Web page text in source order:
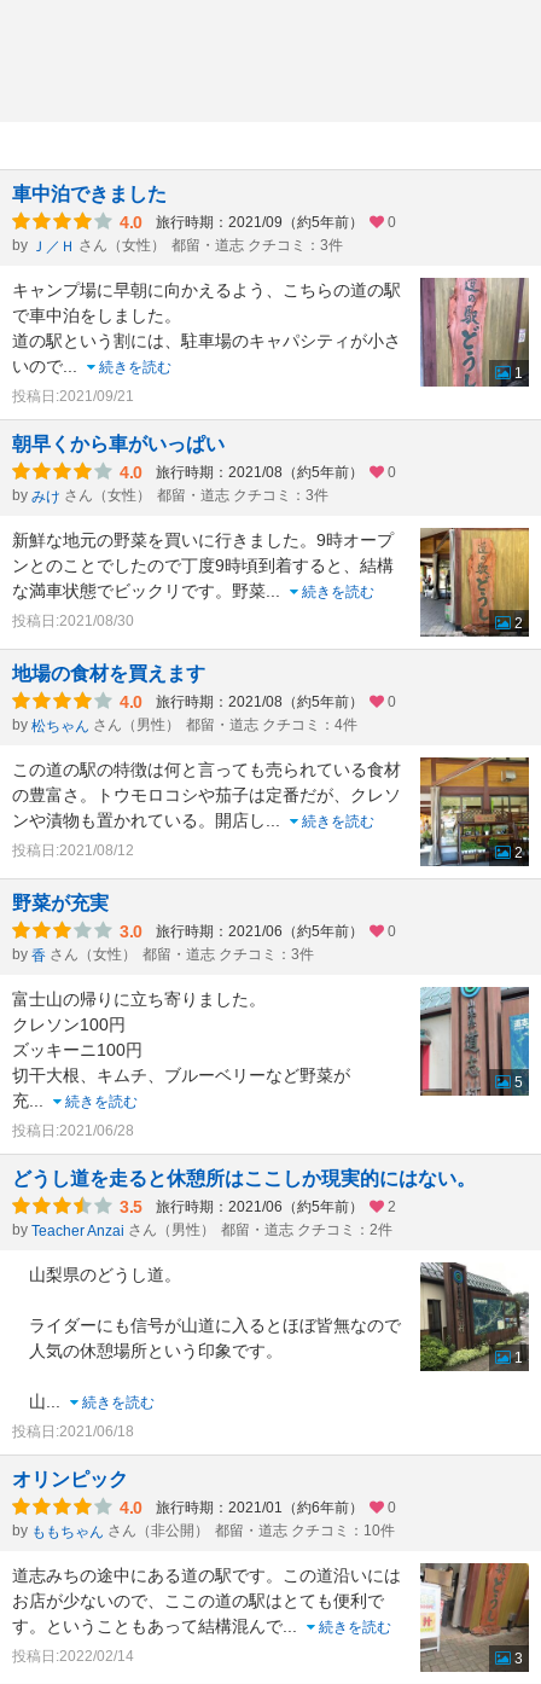
車中泊できました
4.0 旅行時期：2021/09（約5年前）
0
by Ｊ／Ｈ さん（女性） 都留・道志 クチコミ：3件
キャンプ場に早朝に向かえるよう、こちらの道の駅
で車中泊をしました。
道の駅という割には、駐車場のキャパシティが小さ
いので...
続きを読む
投稿日:2021/09/21
1
朝早くから車がいっぱい
4.0 旅行時期：2021/08（約5年前）
0
by みけ さん（女性） 都留・道志 クチコミ：3件
新鮮な地元の野菜を買いに行きました。9時オープ
ンとのことでしたので丁度9時頃到着すると、結構
な満車状態でビックリです。野菜...
続きを読む
投稿日:2021/08/30
2
地場の食材を買えます
4.0 旅行時期：2021/08（約5年前）
0
by 松ちゃん さん（男性） 都留・道志 クチコミ：4件
この道の駅の特徴は何と言っても売られている食材
の豊富さ。トウモロコシや茄子は定番だが、クレソ
ンや漬物も置かれている。開店し...
続きを読む
投稿日:2021/08/12
2
野菜が充実
3.0 旅行時期：2021/06（約5年前）
0
by 香 さん（女性） 都留・道志 クチコミ：3件
富士山の帰りに立ち寄りました。
クレソン100円
ズッキーニ100円
切干大根、キムチ、ブルーベリーなど野菜が
充...
続きを読む
投稿日:2021/06/28
5
どうし道を走ると休憩所はここしか現実的にはない。
3.5 旅行時期：2021/06（約5年前）
2
by Teacher Anzai さん（男性） 都留・道志 クチコミ：2件
山梨県のどうし道。
ライダーにも信号が山道に入るとほぼ皆無なので
人気の休憩場所という印象です。
山...
続きを読む
投稿日:2021/06/18
1
オリンピック
4.0 旅行時期：2021/01（約6年前）
0
by ももちゃん さん（非公開） 都留・道志 クチコミ：10件
道志みちの途中にある道の駅です。この道沿いには
お店が少ないので、ここの道の駅はとても便利で
す。ということもあって結構混んで...
続きを読む
投稿日:2022/02/14
3